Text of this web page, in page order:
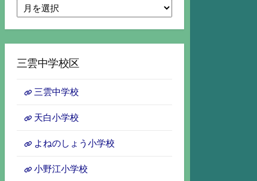
別
ア
ー
イ
三雲中学校区
三雲中学校
天白小学校
よねのしょう小学校
小野江小学校